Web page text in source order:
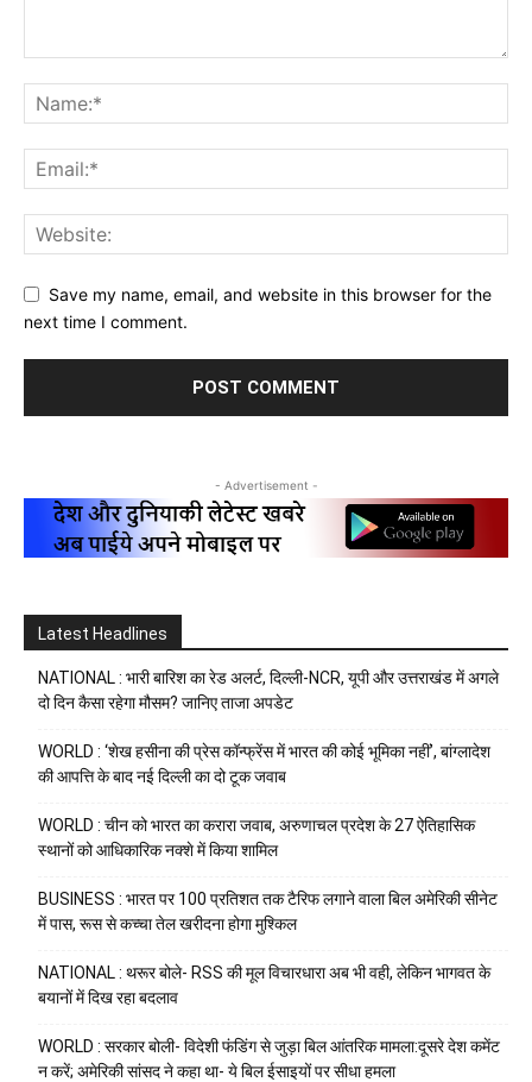
Save my name, email, and website in this browser for the
next time I comment.
- Advertisement -
Latest Headlines
NATIONAL : भारी बारिश का रेड अलर्ट, दिल्ली-NCR, यूपी और उत्तराखंड में अगले
दो दिन कैसा रहेगा मौसम? जानिए ताजा अपडेट
WORLD : ‘शेख हसीना की प्रेस कॉन्फ्रेंस में भारत की कोई भूमिका नहीं’, बांग्लादेश
की आपत्ति के बाद नई दिल्ली का दो टूक जवाब
WORLD : चीन को भारत का करारा जवाब, अरुणाचल प्रदेश के 27 ऐतिहासिक
स्थानों को आधिकारिक नक्शे में किया शामिल
BUSINESS : भारत पर 100 प्रतिशत तक टैरिफ लगाने वाला बिल अमेरिकी सीनेट
में पास, रूस से कच्चा तेल खरीदना होगा मुश्किल
NATIONAL : थरूर बोले- RSS की मूल विचारधारा अब भी वही, लेकिन भागवत के
बयानों में दिख रहा बदलाव
WORLD : सरकार बोली- विदेशी फंडिंग से जुड़ा बिल आंतरिक मामला:दूसरे देश कमेंट
न करें; अमेरिकी सांसद ने कहा था- ये बिल ईसाइयों पर सीधा हमला